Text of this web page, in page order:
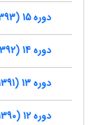
دوره 15 (1393)
دوره 14 (1392)
دوره 13 (1391)
دوره 12 (1390)